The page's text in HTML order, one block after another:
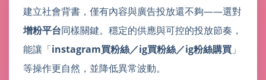
建立社會背書，僅有內容與廣告投放還不夠——選對
增粉平台同樣關鍵。穩定的供應與可控的投放節奏，
能讓「instagram買粉絲／ig買粉絲／ig粉絲購買 」
等操作更自然，並降低異常波動。